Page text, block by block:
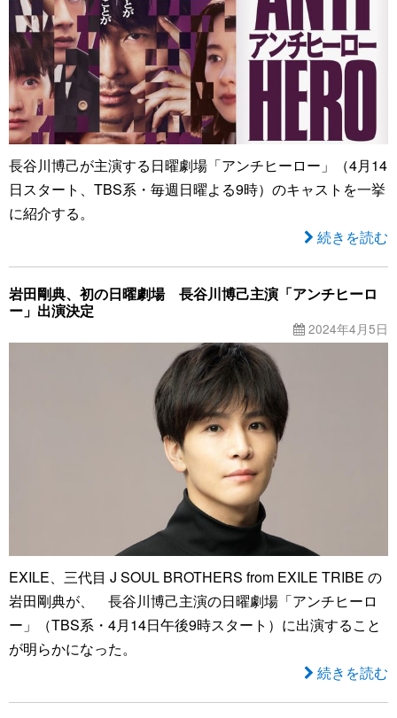
長谷川博己が主演する日曜劇場「アンチヒーロー」（4月14
日スタート、TBS系・毎週日曜よる9時）のキャストを一挙
に紹介する。
続きを読む
岩田剛典、初の日曜劇場 長谷川博己主演「アンチヒーロ
ー」出演決定
2024年4月5日
EXILE、三代目 J SOUL BROTHERS from EXILE TRIBE の
岩田剛典が、 長谷川博己主演の日曜劇場「アンチヒーロ
ー」（TBS系・4月14日午後9時スタート）に出演すること
が明らかになった。
続きを読む